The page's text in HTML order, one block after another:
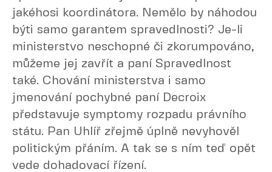
jakéhosi koordinátora. Nemělo by náhodou
býti samo garantem spravedlnosti? Je-li
ministerstvo neschopné či zkorumpováno,
můžeme jej zavřít a paní Spravedlnost
také. Chování ministerstva i samo
jmenování pochybné paní Decroix
představuje symptomy rozpadu právního
státu. Pan Uhlíř zřejmě úplně nevyhověl
politickým přáním. A tak se s ním teď opět
vede dohadovací řízení.